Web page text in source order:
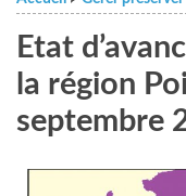
Etat
la région
septembre